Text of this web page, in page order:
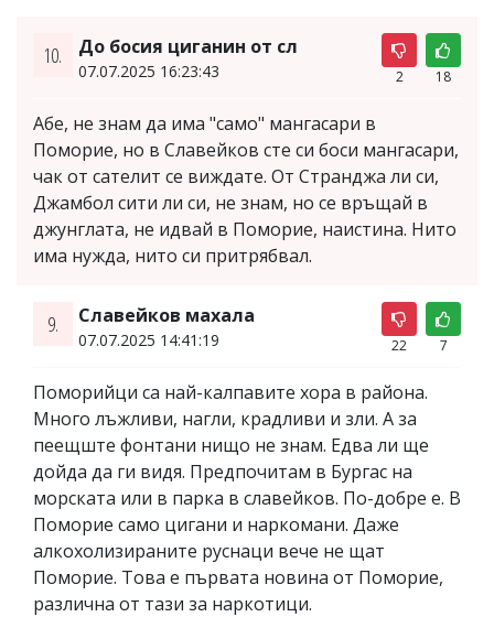
10. До босия циганин от сл
07.07.2025 16:23:43 2 18
Абе, не знам да има "само" мангасари в
Поморие, но в Славейков сте си боси мангасари,
чак от сателит се виждате. От Странджа ли си,
Джамбол сити ли си, не знам, но се връщай в
джунглата, не идвай в Поморие, наистина. Нито
има нужда, нито си притрябвал.
9. Славейков махала
07.07.2025 14:41:19 22 7
Поморийци са най-калпавите хора в района.
Много лъжливи, нагли, крадливи и зли. А за
пеещште фонтани нищо не знам. Едва ли ще
дойда да ги видя. Предпочитам в Бургас на
морската или в парка в славейков. По-добре е. В
Поморие само цигани и наркомани. Даже
алкохолизираните руснаци вече не щат
Поморие. Това е първата новина от Поморие,
различна от тази за наркотици.